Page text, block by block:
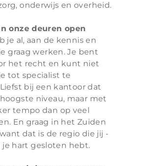
onderwijs en overheid.
onze deuren open
je al, aan de kennis en
graag werken. Je bent
het recht en kunt niet
tot specialist te
bij een kantoor dat
niveau, maar met
tempo dan op veel
En graag in het Zuiden
dat is de regio die jij -
je hart gesloten hebt.